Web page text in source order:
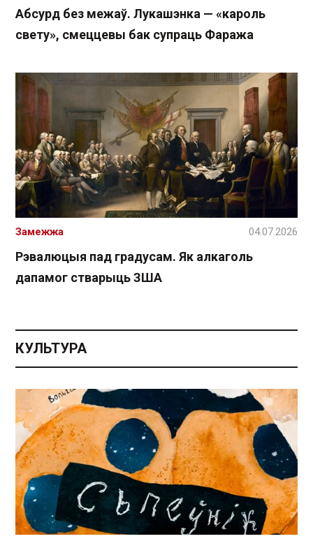
Абсурд без межаў. Лукашэнка — «кароль
свету», смеццевы бак супраць Фаража
Рэвалюцыя пад градусам. Як алкаголь
дапамог стварыць ЗША
Замежжа 04.07.2026
КУЛЬТУРА